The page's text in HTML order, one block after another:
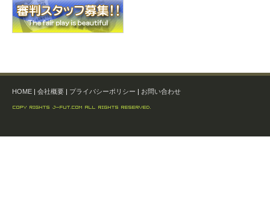
HOME | 会社概要 | プライバシーポリシー | お問い合わせ